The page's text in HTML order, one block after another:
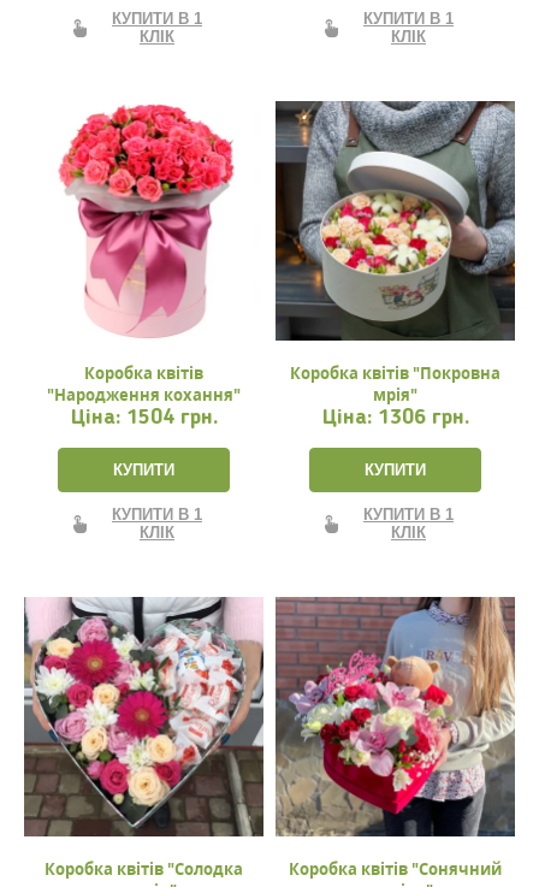
КУПИТИ В 1
КЛІК
КУПИТИ В 1
КЛІК
Коробка квітів
"Народження кохання"
Ціна: 1504 грн.
КУПИТИ
КУПИТИ В 1
КЛІК
Коробка квітів "Покровна
мрія"
Ціна: 1306 грн.
КУПИТИ
КУПИТИ В 1
КЛІК
Коробка квітів "Солодка
Коробка квітів "Сонячний